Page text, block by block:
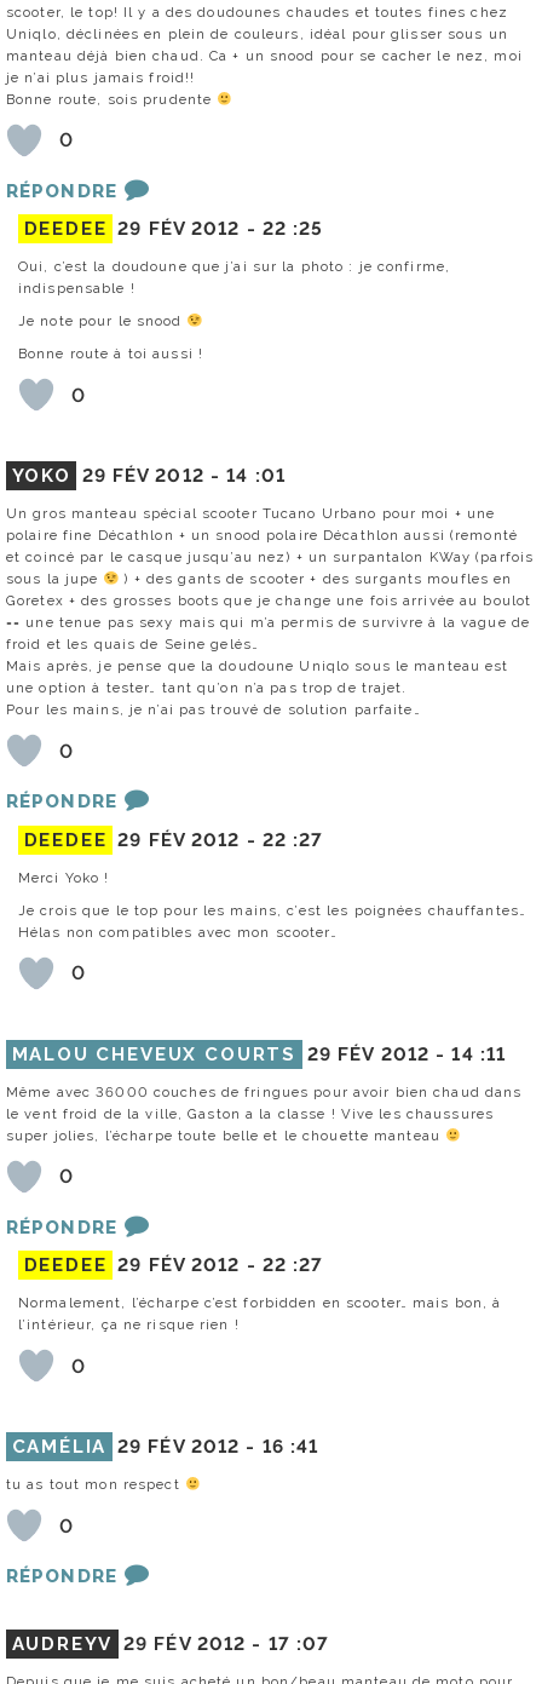
scooter, le top! Il y a des doudounes chaudes et toutes fines chez
Uniqlo, déclinées en plein de couleurs, idéal pour glisser sous un
manteau déjà bien chaud. Ca + un snood pour se cacher le nez, moi
je n’ai plus jamais froid!!
Bonne route, sois prudente
0
RÉPONDRE
DEEDEE 29 FÉV 2012 - 22 :25
Oui, c’est la doudoune que j’ai sur la photo : je confirme,
indispensable !
Je note pour le snood
Bonne route à toi aussi !
0
YOKO 29 FÉV 2012 -14 :01
Un gros manteau spécial scooter Tucano Urbano pour moi + une
polaire fine Décathlon + un snood polaire Décathlon aussi (remonté
et coincé par le casque jusqu’au nez) + un surpantalon KWay (parfois
sous la jupe
) + des gants de scooter + des surgants moufles en
Goretex + des grosses boots que je change une fois arrivée au boulot
== une tenue pas sexy mais qui m’a permis de survivre à la vague de
froid et les quais de Seine gelés…
Mais après, je pense que la doudoune Uniqlo sous le manteau est
une option à tester… tant qu’on n’a pas trop de trajet.
Pour les mains, je n’ai pas trouvé de solution parfaite…
0
RÉPONDRE
DEEDEE 29 FÉV 2012 - 22 :27
Merci Yoko !
Je crois que le top pour les mains, c’est les poignées chauffantes…
Hélas non compatibles avec mon scooter…
0
MALOU CHEVEUX COURTS 29 FÉV 2012 -14 :11
Même avec 36000 couches de fringues pour avoir bien chaud dans
le vent froid de la ville, Gaston a la classe ! Vive les chaussures
super jolies, l’écharpe toute belle et le chouette manteau
0
RÉPONDRE
DEEDEE 29 FÉV 2012 - 22 :27
Normalement, l’écharpe c’est forbidden en scooter… mais bon, à
l’intérieur, ça ne risque rien !
0
CAMÉLIA 29 FÉV 2012 - 16 :41
tu as tout mon respect
0
RÉPONDRE
AUDREYV 29 FÉV 2012 - 17 :07